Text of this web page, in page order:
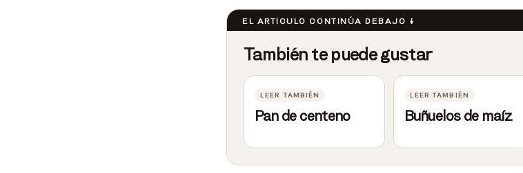
Pan de centeno Buñuelos de maíz